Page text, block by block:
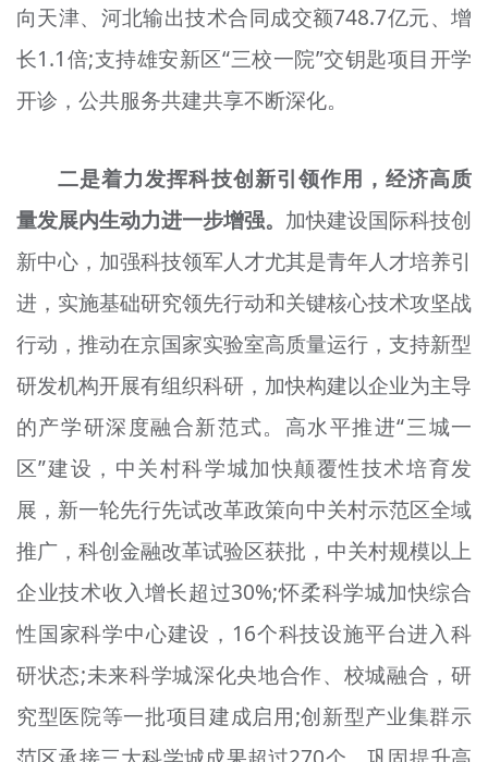
向天津、河北输出技术合同成交额748.7亿元、增
长1.1倍;支持雄安新区“三校一院”交钥匙项目开学
开诊，公共服务共建共享不断深化。
二是着力发挥科技创新引领作用，经济高质
量发展内生动力进一步增强。 加快建设国际科技创
新中心，加强科技领军人才尤其是青年人才培养引
进，实施基础研究领先行动和关键核心技术攻坚战
行动，推动在京国家实验室高质量运行，支持新型
研发机构开展有组织科研，加快构建以企业为主导
的产学研深度融合新范式。高水平推进“三城一
区”建设，中关村科学城加快颠覆性技术培育发
展，新一轮先行先试改革政策向中关村示范区全域
推广，科创金融改革试验区获批，中关村规模以上
企业技术收入增长超过30%;怀柔科学城加快综合
性国家科学中心建设，16个科技设施平台进入科
研状态;未来科学城深化央地合作、校城融合，研
究型医院等一批项目建成启用;创新型产业集群示